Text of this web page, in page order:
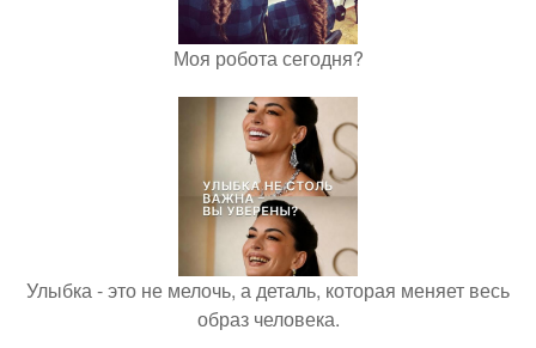
Моя робота сегодня?
Улыбка - это не мелочь, а деталь, которая меняет весь
образ человека.